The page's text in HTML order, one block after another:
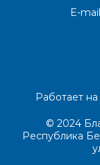
E-
Работает
© 2024
Республика